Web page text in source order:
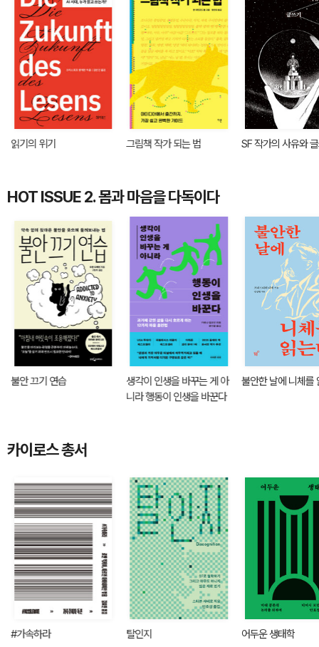
읽기의 위기 그림책 작가 되는 법 SF 작가의 사유와
HOT ISSUE 2. 몸과 마음을 다독이다
불안 끄기 연습
생각이 인생을 바꾸는 게 아
니라 행동이 인생을 바꾼다
불안한 날에 니체를
카이로스 총서
#가속하라 탈인지 어두운 생태학